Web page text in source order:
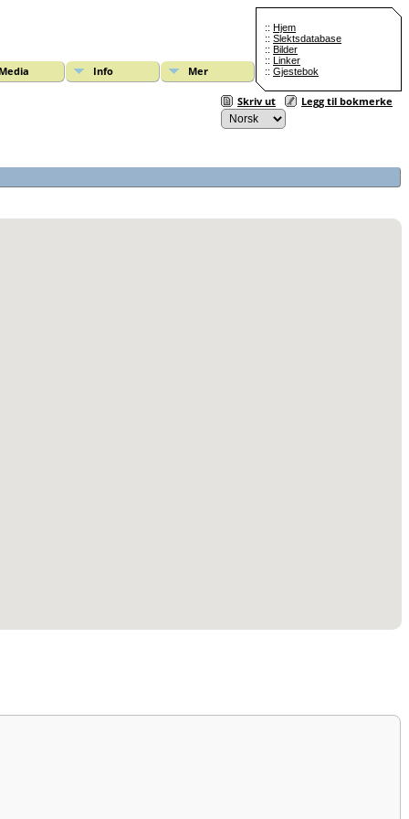
:: Hjem
:: Slektsdatabase
:: Bilder
:: Linker
:: Gjestebok
Info Mer
Skriv ut Legg til bokmerke